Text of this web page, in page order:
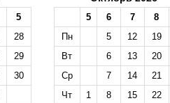
5
28
29
30
5 6 7
8
Пн
5 12
19
Вт
6 13
20
Ср
7 14
21
Чт
1 8 15
22